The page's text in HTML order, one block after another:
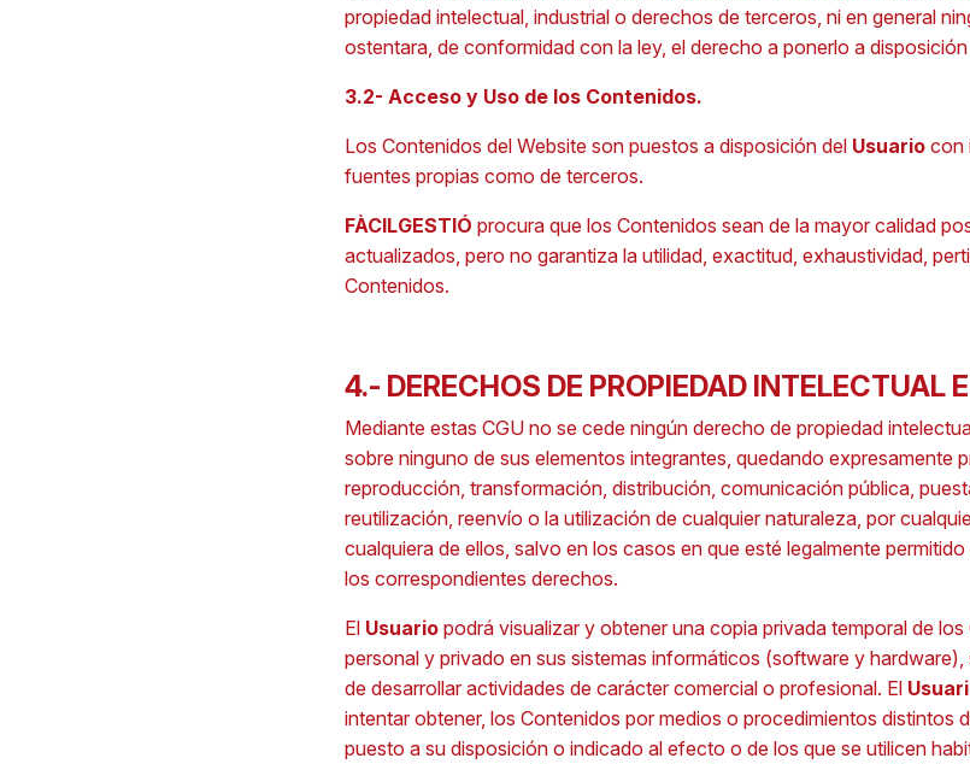
propiedad intelectual, industrial o derechos de terceros, ni en general
ostentara, de conformidad con la ley, el derecho a ponerlo a
3.2- Acceso y Uso de los Contenidos.
Los Contenidos del Website son puestos a disposición del Usuariocon
fuentes propias como de terceros.
FÀCILGESTIÓ procura que los Contenidos sean de la mayor calidad
actualizados, pero no garantiza la utilidad, exactitud, exhaustividad,
Contenidos.
4.- DERECHOS DE PROPIEDAD INTELECTUAL
Mediante estas CGU no se cede ningún derecho de propiedad
sobre ninguno de sus elementos integrantes, quedando expresamente
reproducción, transformación, distribución, comunicación pública,
reutilización, reenvío o la utilización de cualquier naturaleza, por
cualquiera de ellos, salvo en los casos en que esté legalmente
los correspondientes derechos.
El Usuariopodrá visualizar y obtener una copia privada temporal de
personal y privado en sus sistemas informáticos (software y
de desarrollar actividades de carácter comercial o profesional. El
intentar obtener, los Contenidos por medios o procedimientos distintos
puesto a su disposición o indicado al efecto o de los que se utilicen